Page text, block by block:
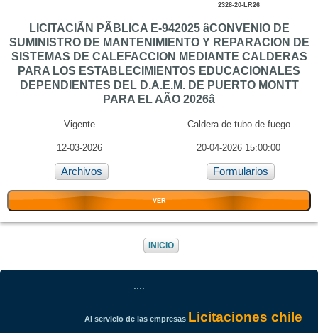
2328-20-LR26
LICITACIÃN PÃBLICA E-942025 âCONVENIO DE
SUMINISTRO DE MANTENIMIENTO Y REPARACION DE
SISTEMAS DE CALEFACCION MEDIANTE CALDERAS
PARA LOS ESTABLECIMIENTOS EDUCACIONALES
DEPENDIENTES DEL D.A.E.M. DE PUERTO MONTT
PARA EL AÃO 2026â
Vigente Caldera de tubo de fuego
12-03-2026 20-04-2026 15:00:00
Archivos Formularios
VER
INICIO
Al servicio de las empresas Licitaciones chile